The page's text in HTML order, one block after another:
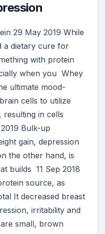
29 May 2019 While
a dietary cure for
with protein
when you Whey
ultimate mood-
cells to utilize
in cells
Bulk-up
gain, depression
the other hand, is
builds 11 Sep 2018
source, as
It decreased breast
irritability and
small, brown